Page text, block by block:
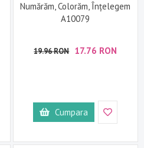
Numărăm, Colorăm, Înțelegem
A10079
19.96 RON 17.76 RON
Cumpara